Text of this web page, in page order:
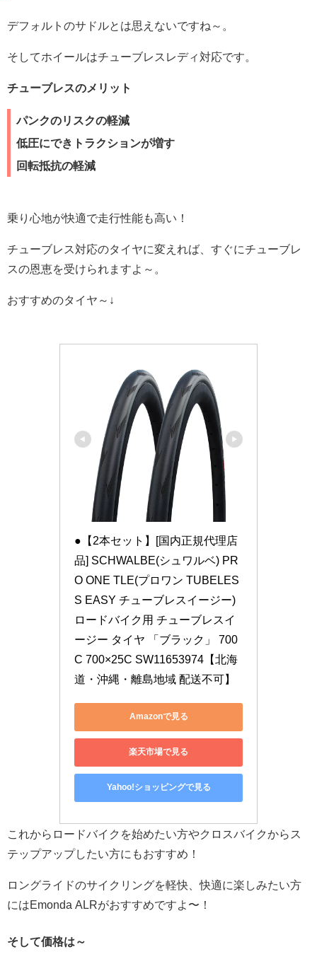
デフォルトのサドルとは思えないですね～。
そしてホイールはチューブレスレディ対応です。
チューブレスのメリット
パンクのリスクの軽減
低圧にできトラクションが増す
回転抵抗の軽減
乗り心地が快適で走行性能も高い！
チューブレス対応のタイヤに変えれば、すぐにチューブレ
スの恩恵を受けられますよ～。
おすすめのタイヤ～↓
●【2本セット】[国内正規代理店
品] SCHWALBE(シュワルベ) PR
O ONE TLE(プロワン TUBELES
S EASY チューブレスイージー)
ロードバイク用 チューブレスイ
ージー タイヤ 「ブラック」 700
C 700×25C SW11653974【北海
道・沖縄・離島地域 配送不可】
Amazonで見る
楽天市場で見る
Yahoo!ショッピングで見る
これからロードバイクを始めたい方やクロスバイクからス
テップアップしたい方にもおすすめ！
ロングライドのサイクリングを軽快、快適に楽しみたい方
にはEmonda ALRがおすすめですよ〜！
そして価格は～